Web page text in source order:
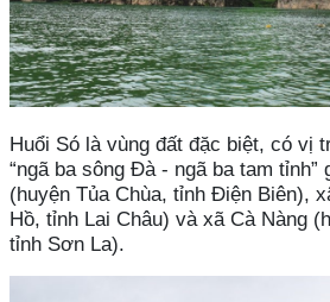
Huổi Só là vùng đất đặc biệt, có vị
“ngã ba sông Đà - ngã ba tam tỉnh”
(huyện Tủa Chùa, tỉnh Điện Biên),
Hồ, tỉnh Lai Châu) và xã Cà Nàng
tỉnh Sơn La).